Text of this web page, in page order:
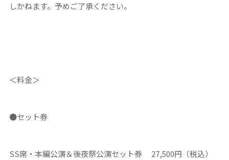
しかねます。予めご了承ください。
＜料金＞
●セット券
SS席・本編公演＆後夜祭公演セット券 27,500円（税込）